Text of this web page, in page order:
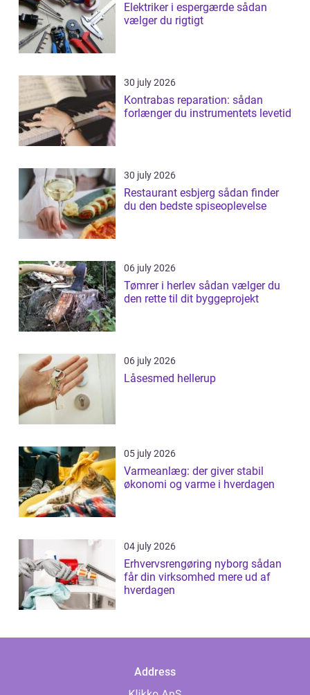
Elektriker i espergærde sådan
vælger du rigtigt
30 july 2026
Kontrabas reparation: sådan
forlænger du instrumentets levetid
30 july 2026
Restaurant esbjerg sådan finder
du den bedste spiseoplevelse
06 july 2026
Tømrer i herlev sådan vælger du
den rette til dit byggeprojekt
06 july 2026
Låsesmed hellerup
05 july 2026
Varmeanlæg: der giver stabil
økonomi og varme i hverdagen
04 july 2026
Erhvervsrengøring nyborg sådan
får din virksomhed mere ud af
hverdagen
Address